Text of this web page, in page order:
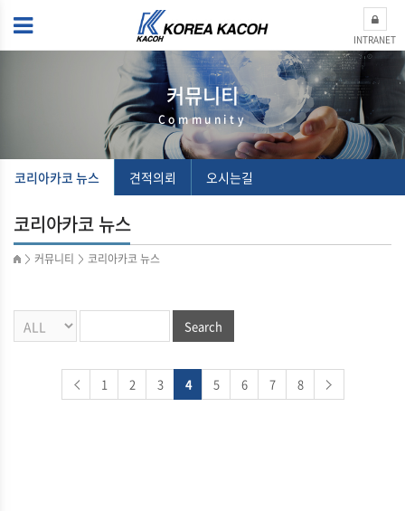
INTRANET
커뮤니티
Community
코리아카코 뉴스 견적의뢰 오시는길
코리아카코 뉴스
> 커뮤니티 > 코리아카코 뉴스
Search
1 2 3 4 5 6 7 8